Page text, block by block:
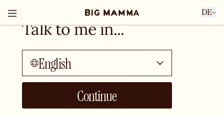
Talk to me in...
English
Continue
DE